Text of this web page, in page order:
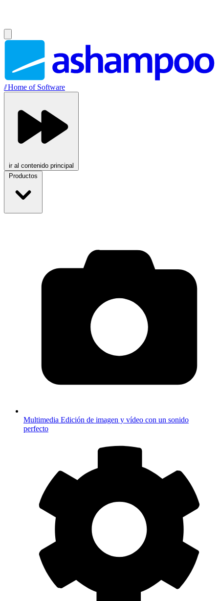
//Home of Software
ir al contenido principal
Productos
Multimedia Edición de imagen y vídeo con un sonido
perfecto